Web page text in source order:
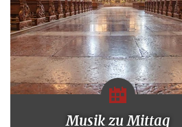
Musik zu Mittag